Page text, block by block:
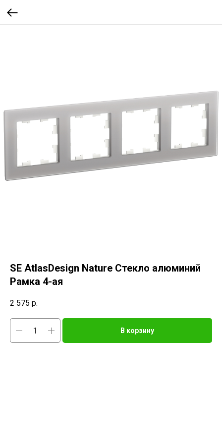
SE AtlasDesign Nature Стекло алюминий
Рамка 4-ая
2 575 р.
В корзину